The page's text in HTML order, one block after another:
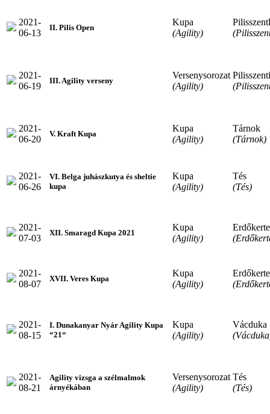
2021-
06-13
II. Pilis Open
Kupa
(Agility)
2021-
06-19
III. Agility verseny
Versenysorozat
(Agility)
2021-
06-20
V. Kraft Kupa
Kupa
(Agility)
Tárnok
(Tárnok)
2021-
06-26
VI. Belga juhászkutya és sheltie
kupa
Kupa
(Agility)
Tés
(Tés)
2021-
07-03
XII. Smaragd Kupa 2021
Kupa
(Agility)
2021-
08-07
XVII. Veres Kupa
Kupa
(Agility)
2021-
08-15
I. Dunakanyar Nyár Agility Kupa
“21“
Kupa
(Agility)
Vácduka
2021-
08-21
Agility vizsga a szélmalmok
árnyékában
Versenysorozat
(Agility)
Tés
(Tés)